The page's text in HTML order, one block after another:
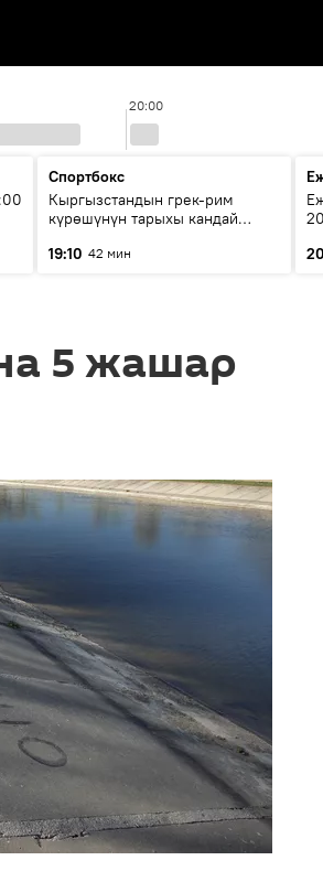
20:00
Спортбокс
Кыргызстандын грек-рим
күрөшүнүн тарыхы кандай
19:10 42 мин
5 жашар